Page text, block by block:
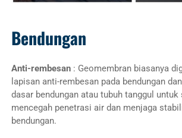
Bendungan
Anti-rembesan: Geomembran biasanya
lapisan anti-rembesan pada bendungan
dasar bendungan atau tubuh tanggul
mencegah penetrasi air dan menjaga
bendungan.